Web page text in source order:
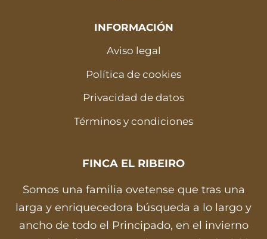
INFORMACIÓN
Aviso legal
Política de cookies
Privacidad de datos
Términos y condiciones
FINCA EL RIBEIRO
Somos una familia ovetense que tras una
larga y enriquecedora búsqueda a lo largo y
ancho de todo el Principado, en el invierno